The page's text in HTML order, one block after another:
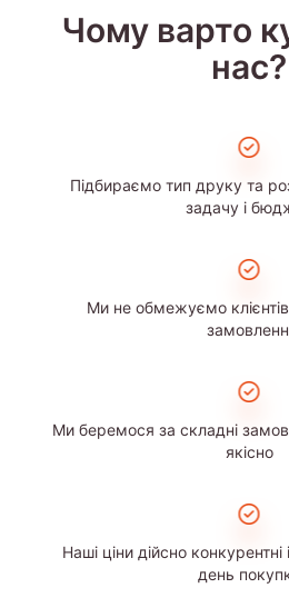
Чому варто
нас?
Підбираємо тип друку та
задачу і
Ми не обмежуємо
Ми беремося за складні
якісно
Наші ціни дійсно
день